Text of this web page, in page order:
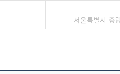
서울특별시 중